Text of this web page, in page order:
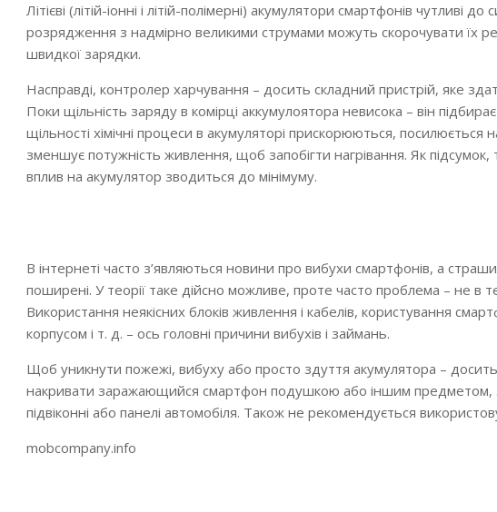
Літієві (літій-іонні і літій-полімерні) акумулятори смартфонів
розрядження з надмірно великими струмами можуть скорочувати їх
швидкої зарядки.
Насправді, контролер харчування – досить складний пристрій, яке
Поки щільність заряду в комірці аккумулоятора невисока – він
щільності хімічні процеси в акумуляторі прискорюються, посилюється
зменшує потужність живлення, щоб запобігти нагрівання. Як
вплив на акумулятор зводиться до мінімуму.
В інтернеті часто з’являються новини про вибухи смартфонів, а
поширені. У теорії таке дійсно можливе, проте часто проблема – не в
Використання неякісних блоків живлення і кабелів, користування
корпусом і т. д. – ось головні причини вибухів і займань.
Щоб уникнути пожежі, вибуху або просто здуття акумулятора –
накривати заражающийся смартфон подушкою або іншим предметом,
підвіконні або панелі автомобіля. Також не рекомендується
mobcompany.info